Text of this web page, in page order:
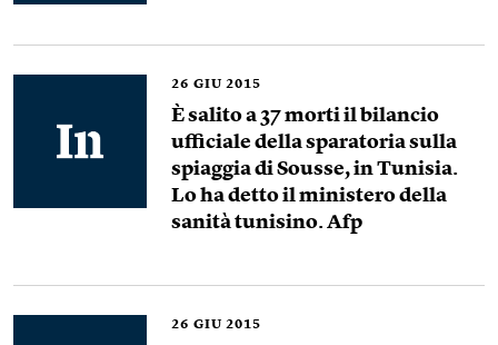
26 GIU 2015
È salito a 37 morti il bilancio
ufficiale della sparatoria sulla
spiaggia di Sousse, in Tunisia.
Lo ha detto il ministero della
sanità tunisino. Afp
26 GIU 2015